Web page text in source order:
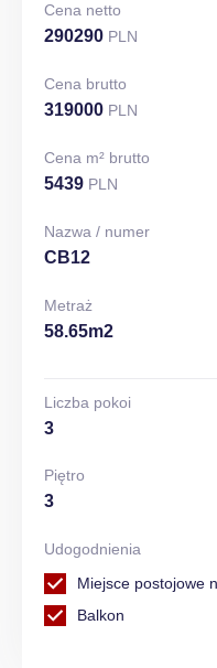
Cena netto
290290 PLN
Cena brutto
319000 PLN
Cena m² brutto
5439 PLN
Nazwa / numer
CB12
Metraż
58.65m2
Liczba pokoi
3
Piętro
3
Udogodnienia
Miejsce postojowe
Balkon